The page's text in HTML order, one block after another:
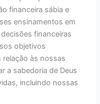
financeira sábia e
ensinamentos em
financeiras
objetivos
às nossas
a sabedoria de Deus
incluindo nossas